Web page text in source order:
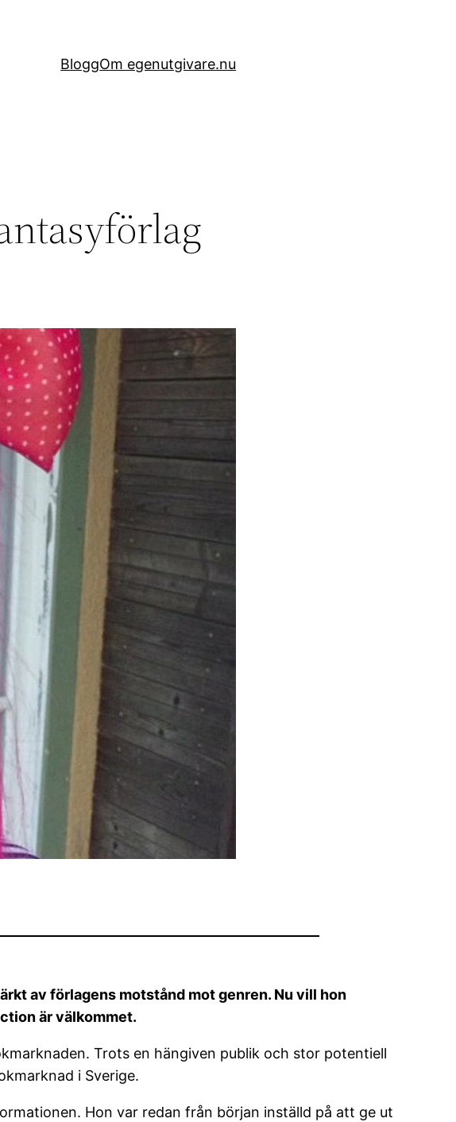
BloggOm egenutgivare.nu
av förlagens motstånd mot genren. Nu vill hon
är välkommet.
Trots en hängiven publik och stor potentiell
i Sverige.
Hon var redan från början inställd på att ge ut